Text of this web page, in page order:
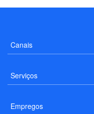
Canais
Serviços
Empregos